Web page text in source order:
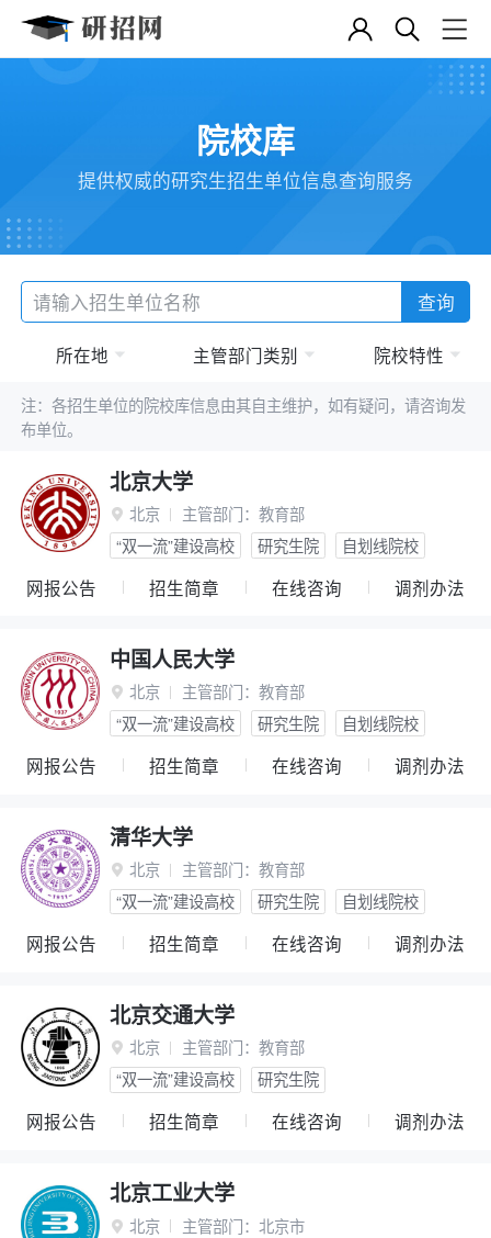
院校库
提供权威的研究生招生单位信息查询服务
查询
所在地 主管部门类别 院校特性
注：各招生单位的院校库信息由其自主维护，如有疑问，请咨询发
布单位。
北京大学
 北京 主管部门： 教育部
“双一流”建设高校
研究生院 自划线院校
网报公告 招生简章 在线咨询 调剂办法
中国人民大学
 北京 主管部门： 教育部
“双一流”建设高校
研究生院 自划线院校
网报公告 招生简章 在线咨询 调剂办法
清华大学
 北京 主管部门： 教育部
“双一流”建设高校
研究生院 自划线院校
网报公告 招生简章 在线咨询 调剂办法
北京交通大学
 北京 主管部门： 教育部
“双一流”建设高校
研究生院
网报公告 招生简章 在线咨询 调剂办法
北京工业大学
 北京 主管部门： 北京市